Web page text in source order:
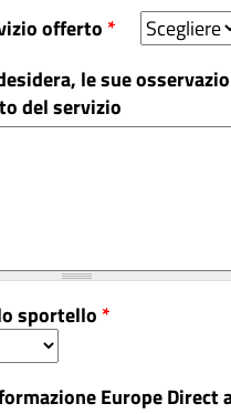
offerto *
le sue
del servizio
sportello *
Europe Direct